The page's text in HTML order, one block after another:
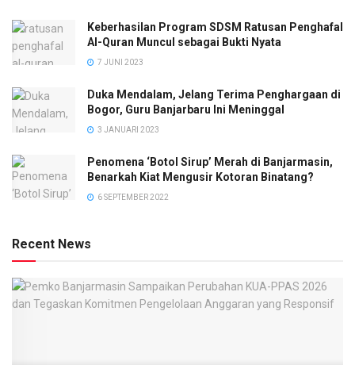
Keberhasilan Program SDSM Ratusan Penghafal
Al-Quran Muncul sebagai Bukti Nyata
7 JUNI 2023
Duka Mendalam, Jelang Terima Penghargaan di
Bogor, Guru Banjarbaru Ini Meninggal
3 JANUARI 2023
Penomena ‘Botol Sirup’ Merah di Banjarmasin,
Benarkah Kiat Mengusir Kotoran Binatang?
6 SEPTEMBER 2022
Recent News